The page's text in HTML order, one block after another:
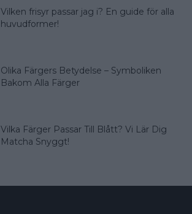
Vilken frisyr passar jag i? En guide för alla
huvudformer!
Olika Färgers Betydelse – Symboliken
Bakom Alla Färger
Vilka Färger Passar Till Blått? Vi Lär Dig
Matcha Snyggt!